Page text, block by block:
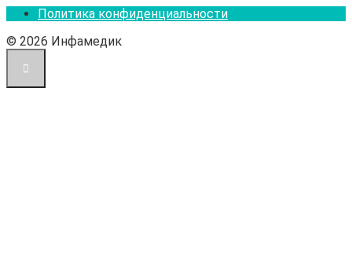
Политика конфиденциальности
© 2026 Инфамедик